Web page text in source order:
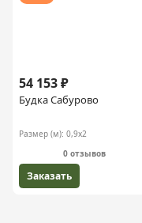
54 153 ₽
Будка Сабурово
Размер (м): 0,9х2
0 отзывов
Заказать